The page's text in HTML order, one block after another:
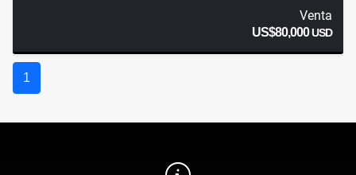
Venta
US$80,000USD
1